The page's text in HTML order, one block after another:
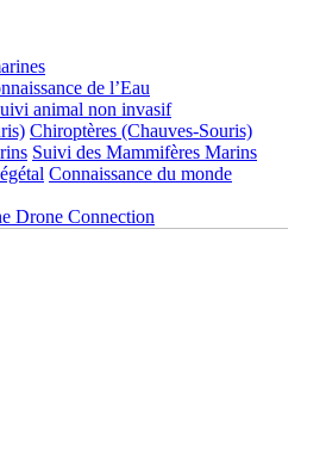
de l’Eau
animal non invasif
Chiroptères (Chauves-Souris)
Suivi des Mammifères Marins
Connaissance du monde
Drone Connection